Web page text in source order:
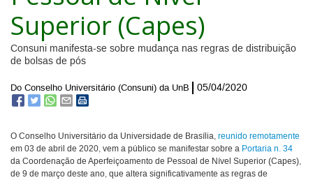
Superior (Capes)
Consuni manifesta-se sobre mudança nas regras de distribuição
de bolsas de pós
Do Conselho Universitário (Consuni) da UnB 05/04/2020
O Conselho Universitário da Universidade de Brasília, reunido remotamente
em 03 de abril de 2020, vem a público se manifestar sobre a Portaria n. 34
da Coordenação de Aperfeiçoamento de Pessoal de Nível Superior (Capes),
de 9 de março deste ano, que altera significativamente as regras de